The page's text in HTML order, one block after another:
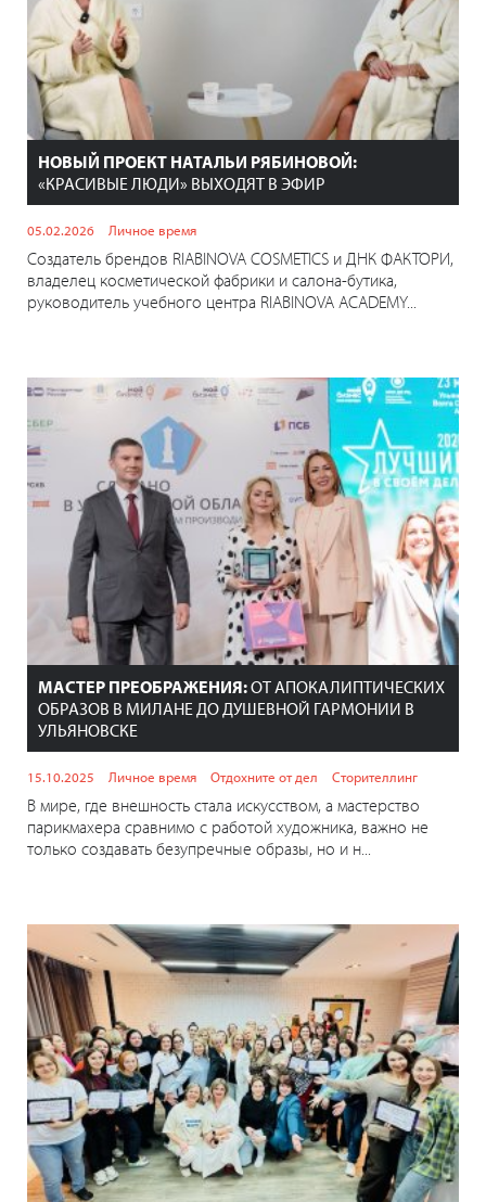
НОВЫЙ ПРОЕКТ НАТАЛЬИ РЯБИНОВОЙ:
«КРАСИВЫЕ ЛЮДИ» ВЫХОДЯТ В ЭФИР
05.02.2026 Личное время
Создатель брендов RIABINOVA COSMETICS и ДНК ФАКТОРИ,
владелец косметической фабрики и салона-бутика,
руководитель учебного центра RIABINOVA ACADEMY...
МАСТЕР ПРЕОБРАЖЕНИЯ:ОТ АПОКАЛИПТИЧЕСКИХ
ОБРАЗОВ В МИЛАНЕ ДО ДУШЕВНОЙ ГАРМОНИИ В
УЛЬЯНОВСКЕ
15.10.2025 Личное время Отдохните от дел Сторителлинг
В мире, где внешность стала искусством, а мастерство
парикмахера сравнимо с работой художника, важно не
только создавать безупречные образы, но и н...